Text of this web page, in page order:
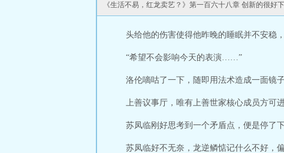
版红龙卖艺笔趣阁免
来到埃尔伦，一个高
代。 魔晶科技驱动
《生活不易，红龙卖艺？》第一百六十八章 创新的很好
头给他的伤害使得他昨晚的睡眠并不安稳
“希望不会影响今天的表演……”
洛伦嘀咕了一下，随即用法术造成一面镜
上善议事厅，唯有上善世家核心成员方可
苏凤临刚好思考到一个矛盾点，便是停了
苏凤临好不无奈，龙逆鳞惦记什么不好，